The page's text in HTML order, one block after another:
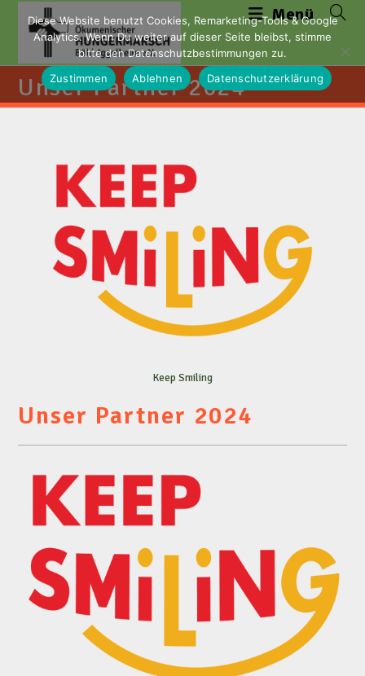
Menü
Unser Partner 2024
Keep Smiling
Unser Partner 2024
Diese Website benutzt Cookies, Remarketing-Tools & Google
Analytics. Wenn Du weiter auf dieser Seite bleibst, stimme
bitte den Datenschutzbestimmungen zu.
Zustimmen
Ablehnen Datenschutzerklärung